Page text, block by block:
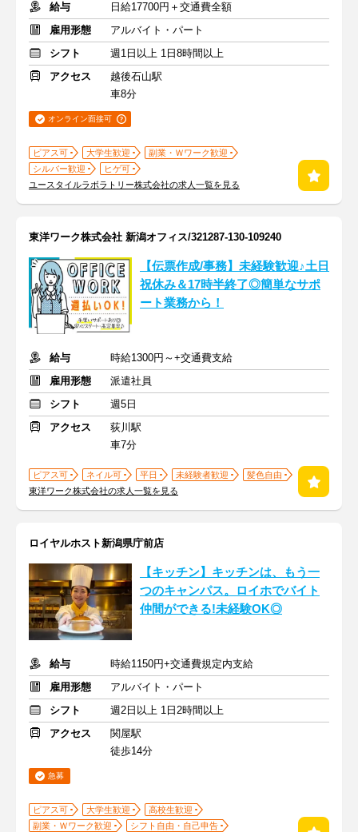
給与
日給17700円＋交通費全額
雇用形態
アルバイト・パート
シフト
週1日以上 1日8時間以上
アクセス
越後石山駅
車8分
オンライン面接可
ピアス可 大学生歓迎
副業・Ｗワーク歓迎
シルバー歓迎
ヒゲ可
ユースタイルラボラトリー株式会社の求人一覧を見る
東洋ワーク株式会社 新潟オフィス/321287-130-109240
【伝票作成/事務】未経験歓迎♪土日
祝休み＆17時半終了◎簡単なサポ
ート業務から！
給与
時給1300円～+交通費支給
雇用形態
派遣社員
シフト
週5日
アクセス
荻川駅
車7分
ピアス可 ネイル可 平日 未経験者歓迎
髪色自由
東洋ワーク株式会社の求人一覧を見る
ロイヤルホスト新潟県庁前店
【キッチン】キッチンは、もう一
つのキャンパス。ロイホでバイト
仲間ができる!未経験OK◎
給与
時給1150円+交通費規定内支給
雇用形態
アルバイト・パート
シフト
週2日以上 1日2時間以上
アクセス
関屋駅
徒歩14分
急募
ピアス可 大学生歓迎
高校生歓迎
副業・Ｗワーク歓迎
シフト自由・自己申告